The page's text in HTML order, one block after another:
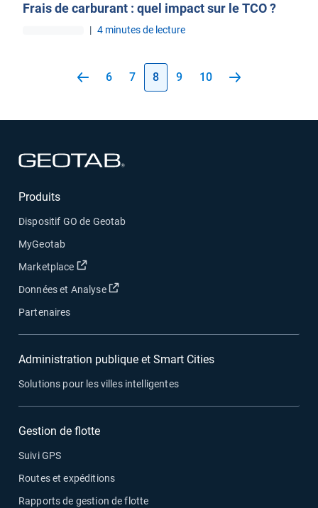
Frais de carburant : quel impact sur le TCO ?
| 4 minutes de lecture
6 7 8 9 10
Produits
Dispositif GO de Geotab
MyGeotab
Marketplace
Ouvrir dans une nouvelle fenêtre
Données et Analyse Ouvrir dans une nouvelle fenêtre
Partenaires
Administration publique et Smart Cities
Solutions pour les villes intelligentes
Gestion de flotte
Suivi GPS
Routes et expéditions
Rapports de gestion de flotte